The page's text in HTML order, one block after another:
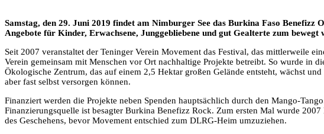
Samstag, den 29. Juni 2019 findet am Nimburger See das Burkina Faso
Angebote für Kinder, Erwachsene, Junggebliebene und gut Gealterte zum
Seit 2007 veranstaltet der Teninger Verein Movement das Festival, das mittlerweile
Verein gemeinsam mit Menschen vor Ort nachhaltige Projekte betreibt. So wurde in
Ökologische Zentrum, das auf einem 2,5 Hektar großen Gelände entsteht, wächst
aber fast selbst versorgen können.
Finanziert werden die Projekte neben Spenden hauptsächlich durch den Mango-
Finanzierungsquelle ist besagter Burkina Benefizz Rock. Zum ersten Mal wurde
des Geschehens, bevor Movement entschied zum DLRG-Heim umzuziehen.